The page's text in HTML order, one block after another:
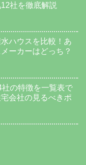
社を徹底解説
ハウスを比較！あ
ーカーはどっち？
の特徴を一覧表で
会社の見るべきポ